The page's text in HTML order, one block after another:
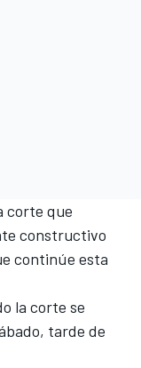
corte que
constructivo
continúe esta
la corte se
tarde de